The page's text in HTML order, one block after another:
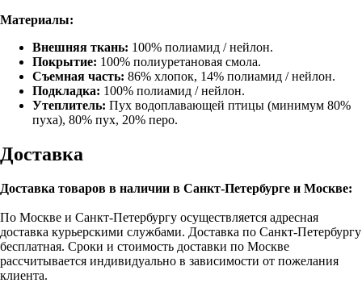
Материалы:
Внешняя ткань: 100% полиамид / нейлон.
Покрытие: 100% полиуретановая смола.
Съемная часть: 86% хлопок, 14% полиамид / нейлон.
Подкладка: 100% полиамид / нейлон.
Утеплитель: Пух водоплавающей птицы (минимум 80%
пуха), 80% пух, 20% перо.
Доставка
Доставка товаров в наличии в Санкт-Петербурге и Москве:
По Москве и Санкт-Петербургу осуществляется адресная
доставка курьерскими службами. Доставка по Санкт-Петербургу
бесплатная. Сроки и стоимость доставки по Москве
рассчитывается индивидуально в зависимости от пожелания
клиента.